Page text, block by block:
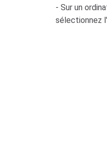
- Sur un
sélectionnez